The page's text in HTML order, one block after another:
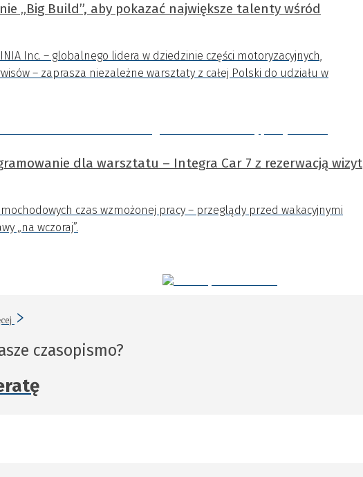
„Big Build”, aby pokazać największe talenty wśród
Inc. – globalnego lidera w dziedzinie części motoryzacyjnych,
– zaprasza niezależne warsztaty z całej Polski do udziału w
dla warsztatu – Integra Car 7 z rezerwacją wizyt
czas wzmożonej pracy – przeglądy przed wakacyjnymi
„na wczoraj”.
czasopismo?